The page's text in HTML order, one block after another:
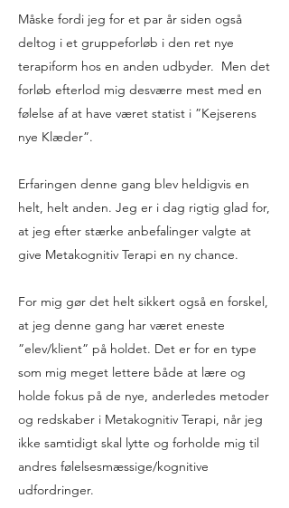
Måske fordi jeg for et par år siden også
deltog i et gruppeforløb i den ret nye
terapiform hos en anden udbyder. Men det
forløb efterlod mig desværre mest med en
følelse af at have været statist i ”Kejserens
nye Klæder”.
Erfaringen denne gang blev heldigvis en
helt, helt anden. Jeg er i dag rigtig glad for,
at jeg efter stærke anbefalinger valgte at
give Metakognitiv Terapi en ny chance.
For mig gør det helt sikkert også en forskel,
at jeg denne gang har været eneste
”elev/klient” på holdet. Det er for en type
som mig meget lettere både at lære og
holde fokus på de nye, anderledes metoder
og redskaber i Metakognitiv Terapi, når jeg
ikke samtidigt skal lytte og forholde mig til
andres følelsesmæssige/kognitive
udfordringer.